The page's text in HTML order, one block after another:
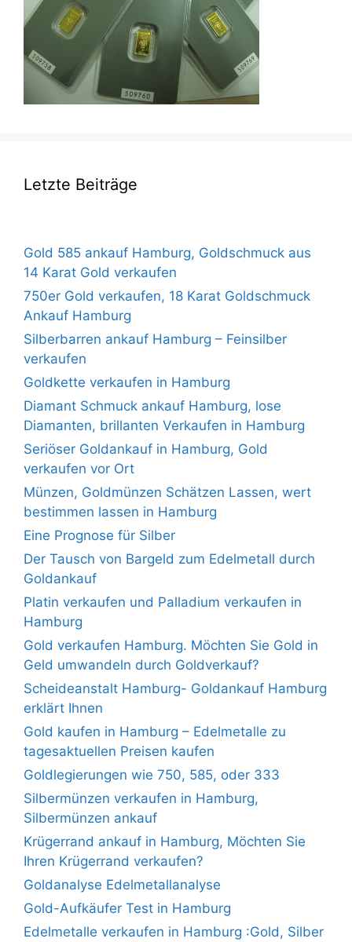
Letzte Beiträge
Gold 585 ankauf Hamburg, Goldschmuck aus
14 Karat Gold verkaufen
750er Gold verkaufen, 18 Karat Goldschmuck
Ankauf Hamburg
Silberbarren ankauf Hamburg – Feinsilber
verkaufen
Goldkette verkaufen in Hamburg
Diamant Schmuck ankauf Hamburg, lose
Diamanten, brillanten Verkaufen in Hamburg
Seriöser Goldankauf in Hamburg, Gold
verkaufen vor Ort
Münzen, Goldmünzen Schätzen Lassen, wert
bestimmen lassen in Hamburg
Eine Prognose für Silber
Der Tausch von Bargeld zum Edelmetall durch
Goldankauf
Platin verkaufen und Palladium verkaufen in
Hamburg
Gold verkaufen Hamburg. Möchten Sie Gold in
Geld umwandeln durch Goldverkauf?
Scheideanstalt Hamburg- Goldankauf Hamburg
erklärt Ihnen
Gold kaufen in Hamburg – Edelmetalle zu
tagesaktuellen Preisen kaufen
Goldlegierungen wie 750, 585, oder 333
Silbermünzen verkaufen in Hamburg,
Silbermünzen ankauf
Krügerrand ankauf in Hamburg, Möchten Sie
Ihren Krügerrand verkaufen?
Goldanalyse Edelmetallanalyse
Gold-Aufkäufer Test in Hamburg
Edelmetalle verkaufen in Hamburg :Gold, Silber